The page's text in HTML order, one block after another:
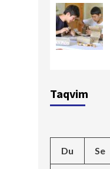
Taqvim
Du Se